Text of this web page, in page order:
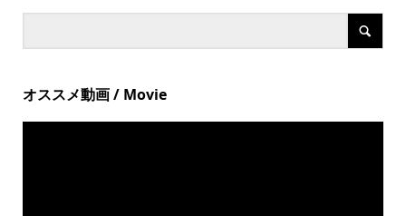
オススメ動画 / Movie